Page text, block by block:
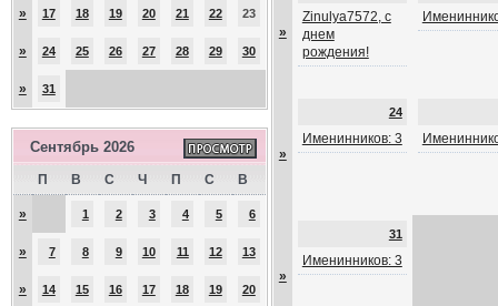
» 17 18 19 20 21 22 23
» 24 25 26 27 28 29 30
» 31
Сентябрь 2026
П В С Ч П С В
» 1 2 3 4 5 6
» 7 8 9 10 11 12 13
» 14 15 16 17 18 19 20
»
Zinulya7572, с
днем
рождения!
»
24
Именинников: 3
»
31
Именинников: 3